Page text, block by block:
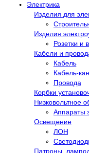
Электрика
Изделия для
Изделия
Розетки и
Кабели и
Кабель
Кабель-
Провода
Корбки
Низковольтное
Аппараты
Освещение
ЛОН
Патроны,